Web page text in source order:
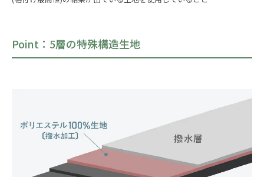
Point：5層の特殊構造生地